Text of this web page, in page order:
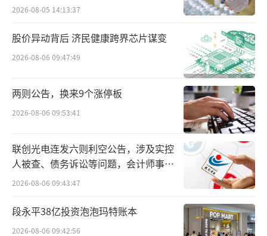
2017年，植物医生已在为上市做准备；20
保持沟通，上市时间大约是三年之后(也就是20
23年)。”
2022年12月，植物医生完成股份制改造；
2023年7月，植物医生正式启动A股IPO辅导，
成为国内首个冲击资本市场的单品牌美妆企
业。
按照初期规划，植物医生在2023年11月便
年6月，整个过程拉长了19个月。
2026-08-05 14:13:37
股价异动背后 济民健康跨界芯片谋变
2026-08-06 09:47:49
两则公告，换来9个涨停板
2026-08-06 09:53:41
联创光电连发六则利空公告，涉及实控
人被查、债务诉讼等问题，会计师事务
所曾出具“保留意见”
2026-08-06 09:43:47
段永平38亿投资泡泡玛特账本
2026-08-06 09:42:56